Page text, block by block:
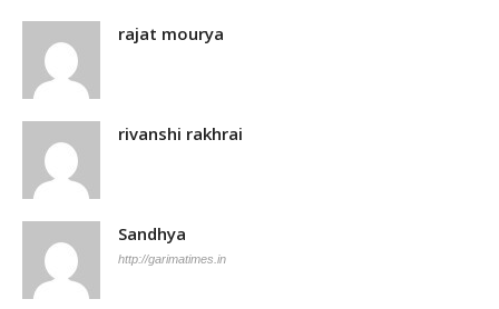
rajat mourya
rivanshi rakhrai
Sandhya
http://garimatimes.in